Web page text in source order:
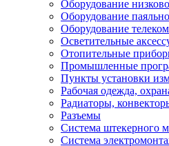
Оборудование
Оборудование
Оборудование
Осветительные
Отопительные
Промышленные
Пункты установки
Рабочая одежда,
Радиаторы,
Разъемы
Система штекерного
Система